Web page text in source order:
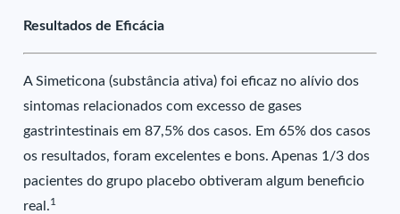
Resultados de Eficácia
A Simeticona (substância ativa) foi eficaz no alívio dos
sintomas relacionados com excesso de gases
gastrintestinais em 87,5% dos casos. Em 65% dos casos
os resultados, foram excelentes e bons. Apenas 1/3 dos
pacientes do grupo placebo obtiveram algum beneficio
real.1